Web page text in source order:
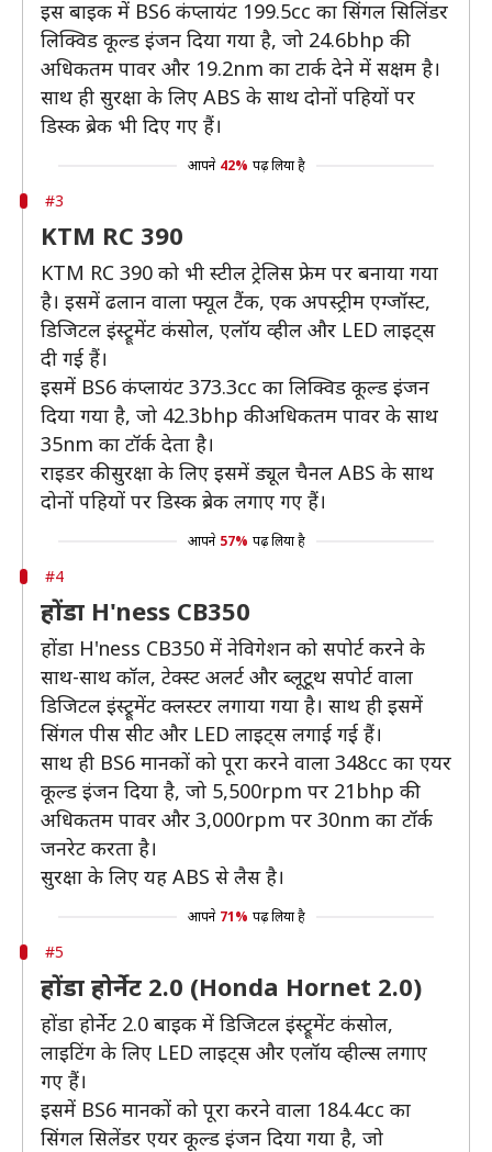
इस बाइक में BS6 कंप्लायंट 199.5cc का सिंगल सिलिंडर
लिक्विड कूल्ड इंजन दिया गया है, जो 24.6bhp की
अधिकतम पावर और 19.2nm का टार्क देने में सक्षम है।
साथ ही सुरक्षा के लिए ABS के साथ दोनों पहियों पर
डिस्क ब्रेक भी दिए गए हैं।
आपने 42% पढ़ लिया है
#3
KTM RC 390
KTM RC 390 को भी स्टील ट्रेलिस फ्रेम पर बनाया गया
है। इसमें ढलान वाला फ्यूल टैंक, एक अपस्ट्रीम एग्जॉस्ट,
डिजिटल इंस्ट्रूमेंट कंसोल, एलॉय व्हील और LED लाइट्स
दी गई हैं।
इसमें BS6 कंप्लायंट 373.3cc का लिक्विड कूल्ड इंजन
दिया गया है, जो 42.3bhp की अधिकतम पावर के साथ
35nm का टॉर्क देता है।
राइडर की सुरक्षा के लिए इसमें ड्यूल चैनल ABS के साथ
दोनों पहियों पर डिस्क ब्रेक लगाए गए हैं।
आपने 57% पढ़ लिया है
#4
होंडा H'ness CB350
होंडा H'ness CB350 में नेविगेशन को सपोर्ट करने के
साथ-साथ कॉल, टेक्स्ट अलर्ट और ब्लूटूथ सपोर्ट वाला
डिजिटल इंस्ट्रूमेंट क्लस्टर लगाया गया है। साथ ही इसमें
सिंगल पीस सीट और LED लाइट्स लगाई गई हैं।
साथ ही BS6 मानकों को पूरा करने वाला 348cc का एयर
कूल्ड इंजन दिया है, जो 5,500rpm पर 21bhp की
अधिकतम पावर और 3,000rpm पर 30nm का टॉर्क
जनरेट करता है।
सुरक्षा के लिए यह ABS से लैस है।
आपने 71% पढ़ लिया है
#5
होंडा होर्नेट 2.0 (Honda Hornet 2.0)
होंडा होर्नेट 2.0 बाइक में डिजिटल इंस्ट्रूमेंट कंसोल,
लाइटिंग के लिए LED लाइट्स और एलॉय व्हील्स लगाए
गए हैं।
इसमें BS6 मानकों को पूरा करने वाला 184.4cc का
सिंगल सिलेंडर एयर कूल्ड इंजन दिया गया है, जो